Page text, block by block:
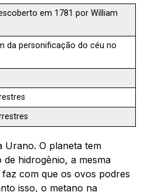
em 1781 por William
da personificação do céu no
Urano. O planeta tem
hidrogênio, a mesma
com que os ovos podres
isso, o metano na